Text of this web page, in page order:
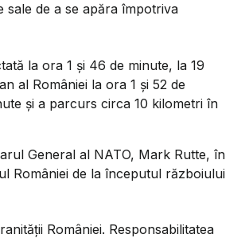
de a se apăra împotriva
la ora 1 şi 46 de minute, la 19
al României la ora 1 şi 52 de
și a parcurs circa 10 kilometri în
General al NATO, Mark Rutte, în
României de la începutul războiului
României. Responsabilitatea